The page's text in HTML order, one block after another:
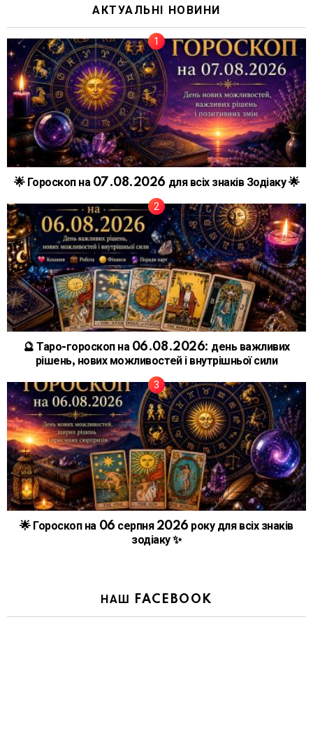
АКТУАЛЬНІ НОВИНИ
🌟 Гороскоп на 07.08.2026 для всіх знаків Зодіаку 🌟
🔮 Таро-гороскоп на 06.08.2026: день важливих
рішень, нових можливостей і внутрішньої сили
🌟 Гороскоп на 06 серпня 2026 року для всіх знаків
зодіаку ✨
НАШ FACEBOOK